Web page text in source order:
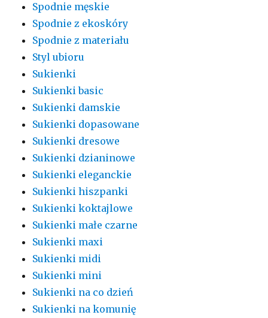
Spodnie męskie
Spodnie z ekoskóry
Spodnie z materiału
Styl ubioru
Sukienki
Sukienki basic
Sukienki damskie
Sukienki dopasowane
Sukienki dresowe
Sukienki dzianinowe
Sukienki eleganckie
Sukienki hiszpanki
Sukienki koktajlowe
Sukienki małe czarne
Sukienki maxi
Sukienki midi
Sukienki mini
Sukienki na co dzień
Sukienki na komunię